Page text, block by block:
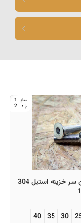
1
2
پیچ آلن سر خزینه استیل 304
30
35
40